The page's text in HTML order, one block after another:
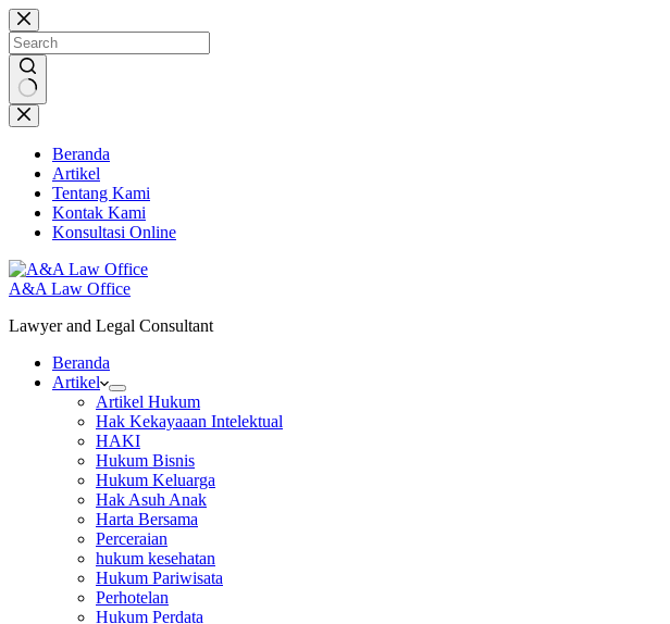
Skip
to
content
No
results
Beranda
Artikel
Tentang Kami
Kontak Kami
Konsultasi Online
A&A Law Office
Lawyer and Legal Consultant
Beranda
Artikel
Artikel Hukum
Hak Kekayaaan Intelektual
HAKI
Hukum Bisnis
Hukum Keluarga
Hak Asuh Anak
Harta Bersama
Perceraian
hukum kesehatan
Hukum Pariwisata
Perhotelan
Hukum Perdata